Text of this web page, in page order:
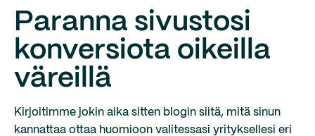
Paranna sivustosi
konversiota oikeilla
väreillä
Kirjoitimme jokin aika sitten blogin siitä, mitä sinun
kannattaa ottaa huomioon valitessasi yrityksellesi eri